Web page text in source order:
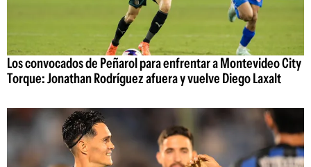
Los convocados de Peñarol para enfrentar a Montevideo City
Torque: Jonathan Rodríguez afuera y vuelve Diego Laxalt